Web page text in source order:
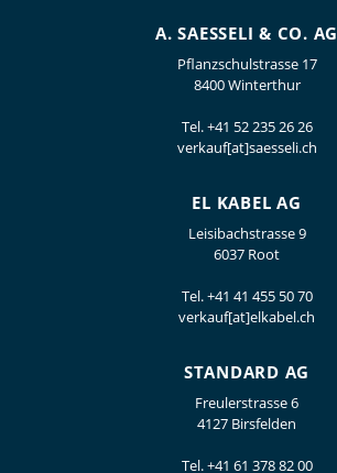
A. SAESSELI & CO. AG
Pflanzschulstrasse 17
8400 Winterthur
Tel.+41 52 235 26 26
verkauf[at]saesseli.ch
EL KABEL AG
Leisibachstrasse 9
6037 Root
Tel.+41 41 455 50 70
verkauf[at]elkabel.ch
STANDARD AG
Freulerstrasse 6
4127 Birsfelden
Tel.+41 61 378 82 00